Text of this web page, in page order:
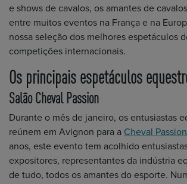
e shows de cavalos, os amantes de
entre muitos eventos na França e na
nossa seleção dos melhores espetáculos
competições internacionais.
Os principais espetáculos
Salão Cheval Passion
Durante o mês de janeiro, os entusiastas
reúnem em Avignon para a Cheval Passion
anos, este evento tem acolhido
expositores, representantes da indústria
de tudo, todos os amantes do esporte.